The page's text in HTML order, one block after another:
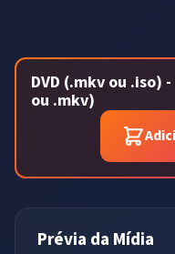
DVD (.mkv ou .iso)
ou .mkv)
Prévia da Mídia